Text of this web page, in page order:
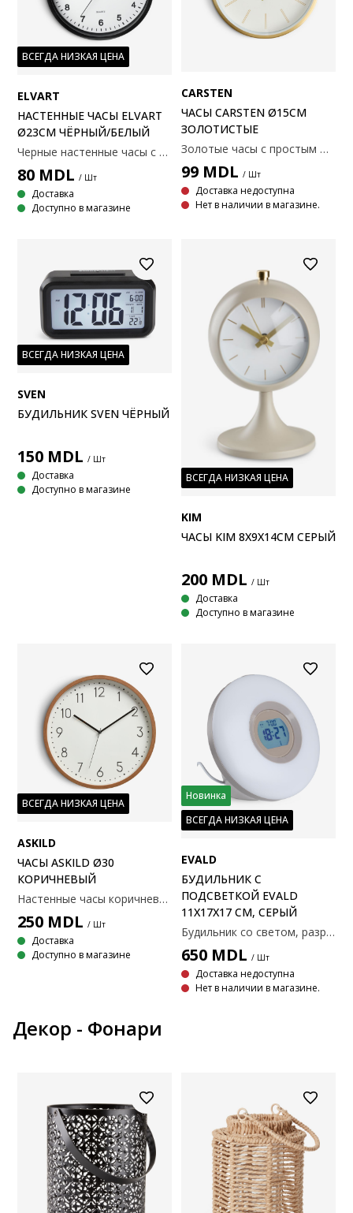
ВСЕГДА НИЗКАЯ ЦЕНА
ELVART
НАСТЕННЫЕ ЧАСЫ ELVART
Ø23СМ ЧЁРНЫЙ/БЕЛЫЙ
Черные настенные часы с минималистичным дизайном и четкими, легко читаемыми цифрами. Часы имеют белый циферблат с черными стрелками и цифрами, что делает их подходящими для любой комнаты. Требуется 1 батарейка типа АА (не входит в комплект). Ø23 см
80 MDL / Шт
Доставка
Доступно в магазине
CARSTEN
ЧАСЫ CARSTEN Ø15СМ
ЗОЛОТИСТЫЕ
Золотые часы с простым минималистским дизайном. Эти часы имеют чистый белый циферблат и элегантные золотые стрелки, что делает их стильным дополнением к любой комнате. Требуется 1 батарейка АА (не входит в комплект). Ø15 см
99 MDL / Шт
Доставка недоступна
Нет в наличии в магазине.
ВСЕГДА НИЗКАЯ ЦЕНА
SVEN
БУДИЛЬНИК SVEN ЧЁРНЫЙ
150 MDL / Шт
Доставка
Доступно в магазине
ВСЕГДА НИЗКАЯ ЦЕНА
KIM
ЧАСЫ KIM 8X9X14СМ СЕРЫЙ
200 MDL / Шт
Доставка
Доступно в магазине
ВСЕГДА НИЗКАЯ ЦЕНА
ASKILD
ЧАСЫ ASKILD Ø30
КОРИЧНЕВЫЙ
Настенные часы коричневого цвета с минималистичным дизайном и четкими цифрами. Часы имеют белый циферблат с черными стрелками, что делает его подходящим для любой комнаты. Для работы необходима 1 батарейка AA (не входит в комплект). Ø30x4 см
250 MDL / Шт
Доставка
Доступно в магазине
Новинка
ВСЕГДА НИЗКАЯ ЦЕНА
EVALD
БУДИЛЬНИК С
ПОДСВЕТКОЙ EVALD
11X17X17 СМ, СЕРЫЙ
Будильник со светом, разработанный для мягкого пробуждения с помощью постепенно увеличивающейся яркости света за 30, 60 или 90 минут до срабатывания будильника, имитируя естественный восход солнца. Выберите один из 4 различных звуков будильника. Оснащен цифровым дисплеем и современным круглым дизайном в теплом сером цвете. Для использования всех функций необходимо подключение к электросети. Батарейки сохраняют настройки в случае отключения электроэнергии. Требуются 2 батарейки типа АА (продаются
650 MDL / Шт
Доставка недоступна
Нет в наличии в магазине.
Декор - Фонари